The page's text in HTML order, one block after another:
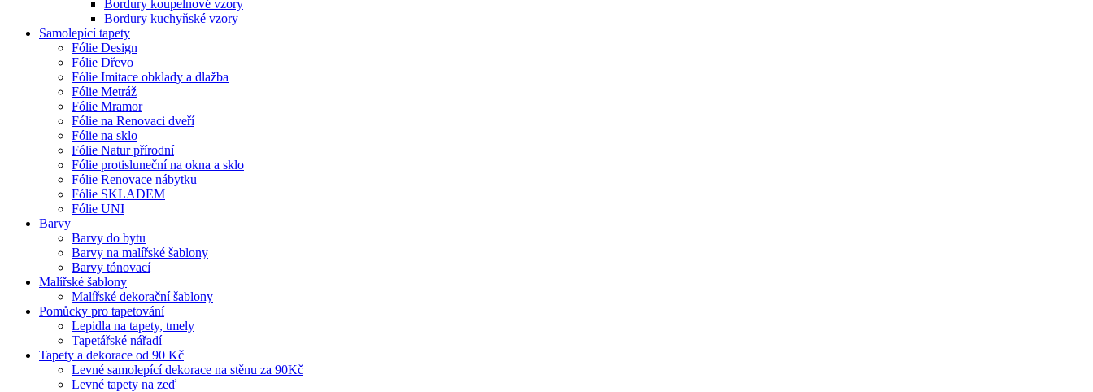
Bordury koupelnové vzory
Bordury kuchyňské vzory
Samolepící tapety
Fólie Design
Fólie Dřevo
Fólie Imitace obklady a dlažba
Fólie Metráž
Fólie Mramor
Fólie na Renovaci dveří
Fólie na sklo
Fólie Natur přírodní
Fólie protisluneční na okna a sklo
Fólie Renovace nábytku
Fólie SKLADEM
Fólie UNI
Barvy
Barvy do bytu
Barvy na malířské šablony
Barvy tónovací
Malířské šablony
Malířské dekorační šablony
Pomůcky pro tapetování
Lepidla na tapety, tmely
Tapetářské nářadí
Tapety a dekorace od 90 Kč
Levné samolepící dekorace na stěnu za 90Kč
Levné tapety na zeď